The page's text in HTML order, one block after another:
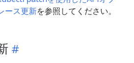
ース更新を参照してください。